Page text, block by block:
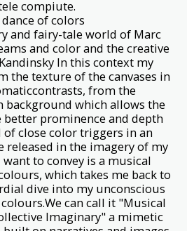
compiute.
of colors
and fairy-tale world of Marc
and color and the creative
In this context my
the texture of the canvases in
from the
background which allows the
prominence and depth
of close color triggers in an
released in the imagery of my
to convey is a musical
which takes me back to
dive into my unconscious
can call it "Musical
Imaginary" a mimetic